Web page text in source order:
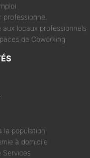
professionnel
aux locaux professionnels
de Coworking
la population
à domicile
Services